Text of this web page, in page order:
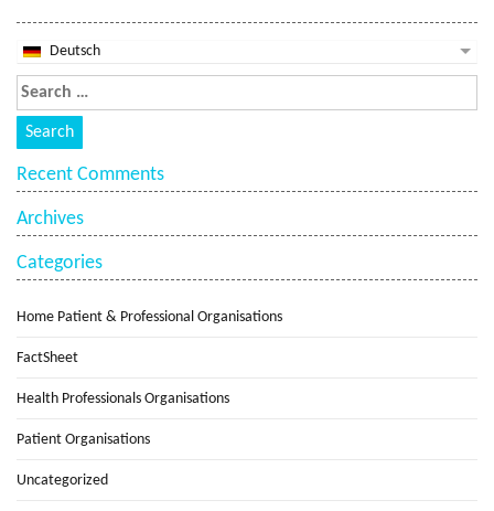
Deutsch
Recent Comments
Archives
Categories
Home Patient & Professional Organisations
FactSheet
Health Professionals Organisations
Patient Organisations
Uncategorized